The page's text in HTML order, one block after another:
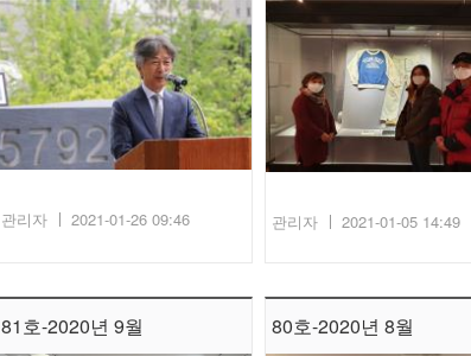
관리자 2021-01-26 09:46 관리자 2021-01-05 14:49
81호-2020년 9월 80호-2020년 8월